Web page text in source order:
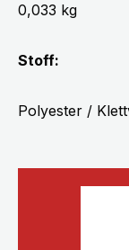
0,033 kg
Stoff:
Polyester /